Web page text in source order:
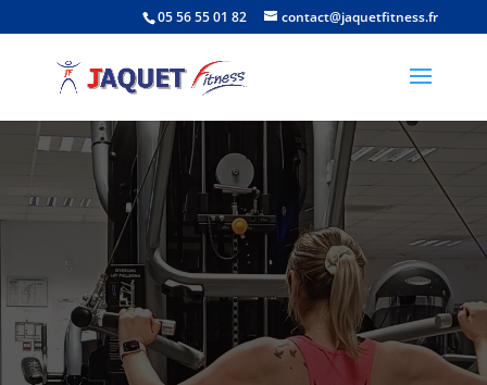
05 56 55 01 82 contact@jaquetfitness.fr